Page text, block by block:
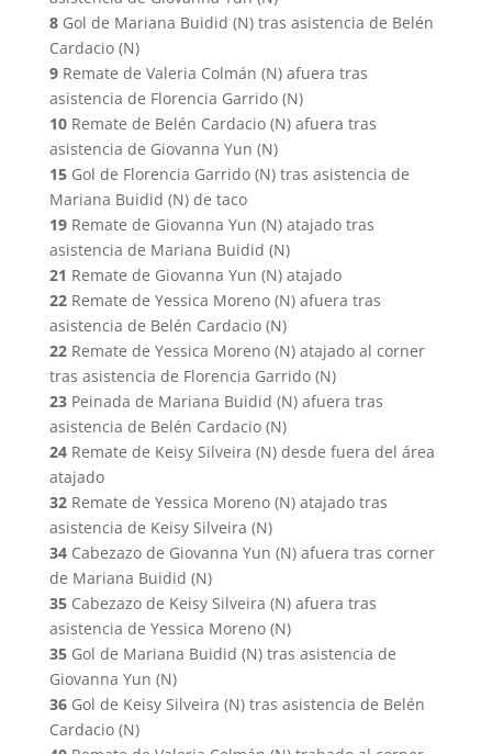
8 Gol de Mariana Buidid (N) tras asistencia de Belén
Cardacio (N)
9Remate de Valeria Colmán (N) afuera tras
asistencia de Florencia Garrido (N)
10Remate de Belén Cardacio (N) afuera tras
asistencia de Giovanna Yun (N)
15Gol de Florencia Garrido (N) tras asistencia de
Mariana Buidid (N) de taco
19 Remate de Giovanna Yun (N) atajado tras
asistencia de Mariana Buidid (N)
21 Remate de Giovanna Yun (N) atajado
22Remate de Yessica Moreno (N) afuera tras
asistencia de Belén Cardacio (N)
22Remate de Yessica Moreno (N) atajado al corner
tras asistencia de Florencia Garrido (N)
23Peinada de Mariana Buidid (N) afuera tras
asistencia de Belén Cardacio (N)
24Remate de Keisy Silveira (N) desde fuera del área
atajado
32Remate de Yessica Moreno (N) atajado tras
asistencia de Keisy Silveira (N)
34Cabezazo de Giovanna Yun (N) afuera tras corner
de Mariana Buidid (N)
35Cabezazo de Keisy Silveira (N) afuera tras
asistencia de Yessica Moreno (N)
35 Gol de Mariana Buidid (N) tras asistencia de
Giovanna Yun (N)
36Gol de Keisy Silveira (N) tras asistencia de Belén
Cardacio (N)